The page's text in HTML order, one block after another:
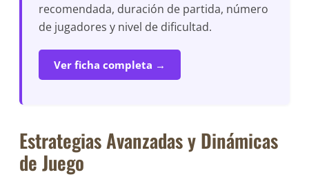
recomendada, duración de partida, número
de jugadores y nivel de dificultad.
Ver ficha completa →
Estrategias Avanzadas y Dinámicas
de Juego